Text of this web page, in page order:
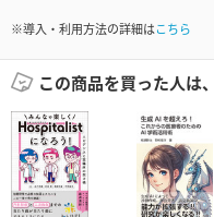
※導入・利用方法の詳細はこちら
この商品を買った人は